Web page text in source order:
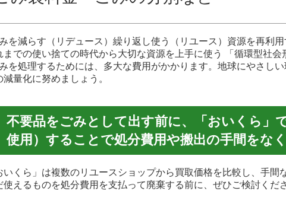
を減らす（リデュース）繰り返し使う（リユース）資源を再利用
までの使い捨ての時代から大切な資源を上手に使う 「循環型社会
を処理するためには、多大な費用がかかります。地球にやさし
減量化に努めましょう。
不要品をごみとして出す前に、「おいくら」
使用）することで処分費用や搬出の手間をな
いくら」は複数のリユースショップから買取価格を比較し、手間
使えるものを処分費用を支払って廃棄する前に、ぜひご検討くだ